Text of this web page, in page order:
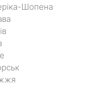
Шопена